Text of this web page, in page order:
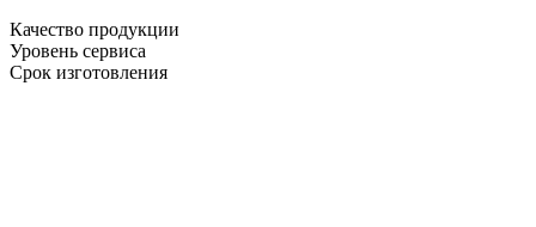
Качество продукции
Уровень сервиса
Срок изготовления